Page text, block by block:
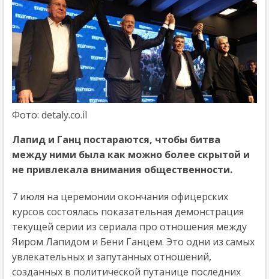
Фото: detaly.co.il
Лапид и Ганц постараются, чтобы битва
между ними была как можно более скрытой и
не привлекала внимания общественности.
7 июля на церемонии окончания офицерских
курсов состоялась показательная демонстрация
текущей серии из сериала про отношения между
Яиром Лапидом и Бени Ганцем. Это одни из самых
увлекательных и запутанных отношений,
созданных в политической путанице последних